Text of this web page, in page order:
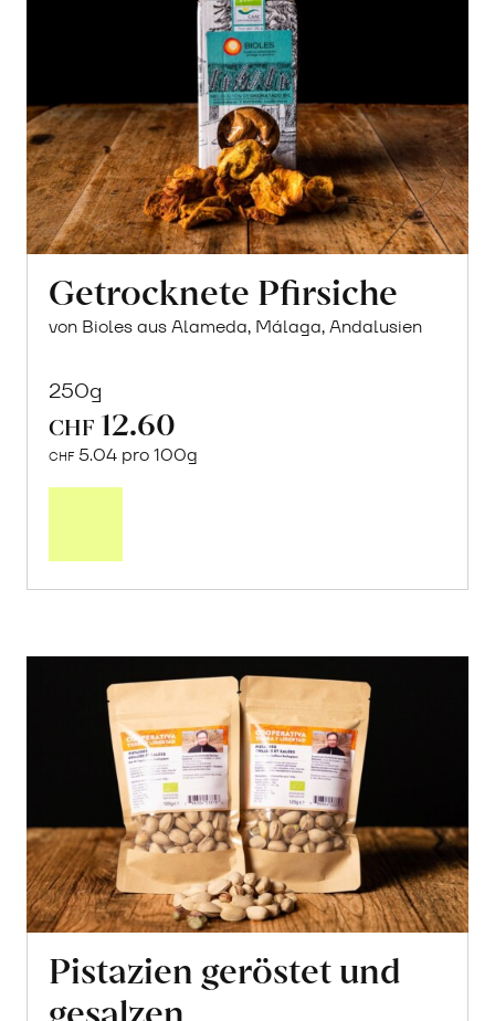
Getrocknete Pfirsiche
von Bioles aus Alameda, Málaga, Andalusien
250g
CHF 12.60
CHF 5.04 pro 100g
Pistazien geröstet und
gesalzen